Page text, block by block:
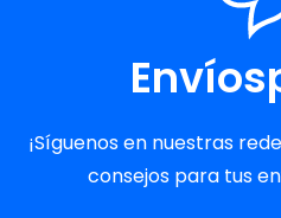
¡Síguenos en nuestras
consejos para tus